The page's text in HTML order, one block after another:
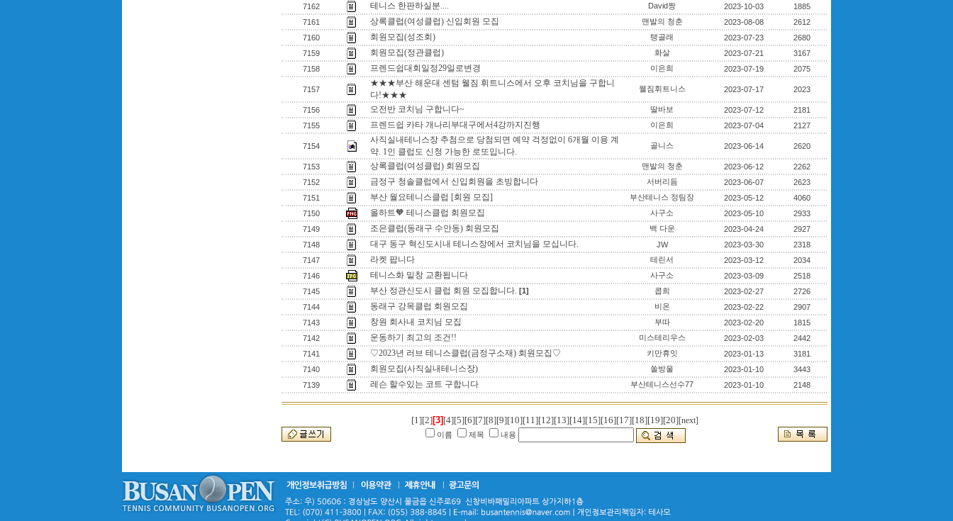
7162
테니스 한판하실분.... David짱 2023-10-03
1885
7161
상록클럽(여성클럽) 신입회원 모집 맨발의 청춘 2023-08-08
2612
7160
회원모집(성조회) 탱골래 2023-07-23
2680
7159
회원모집(정관클럽) 화살 2023-07-21
3167
7158
프렌드쉽대회일정29일로변경 이은희 2023-07-19 2075
7157
★★★부산 해운대 센텀 웰짐 휘트니스에서 오후 코치님을 구합니
다!★★★
웰짐휘트니스 2023-07-17 2023
7156 오전반 코치님 구합니다~ 딸바보 2023-07-12
2181
7155
프렌드쉽 카타 개나리부대구에서4강까지진행 이은희 2023-07-04 2127
7154
사직실내테니스장 추첨으로 당첨되면 예약 걱정없이 6개월 이용 계
약. 1인 클럽도 신청 가능한 로또입니다.
골니스 2023-06-14 2620
7153 상록클럽(여성클럽) 회원모집 맨발의 청춘 2023-06-12
2262
7152
금정구 청솔클럽에서 신입회원을 초빙합니다 서버리듬 2023-06-07
2623
7151
부산 월요테니스클럽 [회원 모집] 부산테니스 정팀장 2023-05-12
4060
7150
올하트🧡 테니스클럽 회원모집 사구소 2023-05-10
2933
7149
조은클럽(동래구 수안동) 회원모집 백 다운 2023-04-24
2927
7148
대구 동구 혁신도시내 테니스장에서 코치님을 모십니다. JW 2023-03-30
2318
7147
라켓 팝니다 테린서 2023-03-12
2034
7146
테니스화 밑창 교환됩니다 사구소 2023-03-09
2518
7145
부산 정관신도시 클럽 회원 모집합니다. [1] 콥희 2023-02-27
2726
7144
동래구 강목클럽 회원모집 비온 2023-02-22
2907
7143
창원 회사내 코치님 모집 부따 2023-02-20
1815
7142
운동하기 최고의 조건!! 미스테리우스 2023-02-03
2442
7141
♡2023년 러브 테니스클럽(금정구소재) 회원모집♡ 키만휴잇 2023-01-13
3181
7140
회원모집(사직실내테니스장) 쏠방울 2023-01-10
3443
7139
레슨 할수있는 코트 구합니다 부산테니스선수77 2023-01-10 2148
[1][2][3] [4][5][6][7][8][9][10][11][12][13][14][15][16][17][18][19][20][next]
이름 제목 내용